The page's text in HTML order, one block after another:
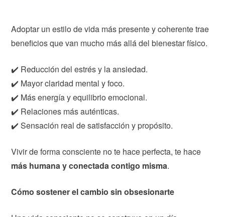
Adoptar un estilo de vida más presente y coherente trae
beneficios que van mucho más allá del bienestar físico.
✔️ Reducción del estrés y la ansiedad.
✔️ Mayor claridad mental y foco.
✔️ Más energía y equilibrio emocional.
✔️ Relaciones más auténticas.
✔️ Sensación real de satisfacción y propósito.
Vivir de forma consciente no te hace perfecta, te hace
más humana y conectada contigo misma.
Cómo sostener el cambio sin obsesionarte